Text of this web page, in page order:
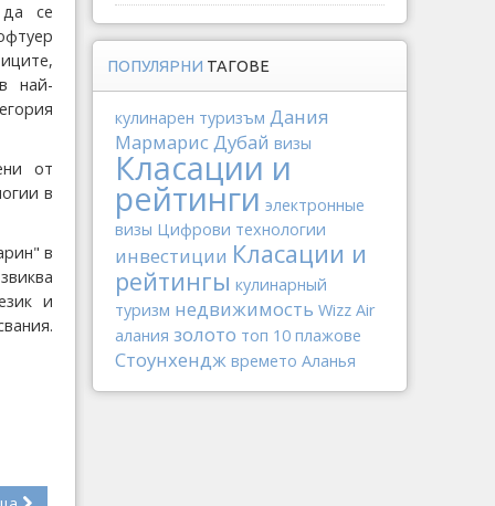
се
най-
от
в
в
и
ПОПУЛЯРНИ ТАГОВЕ
кулинарен туризъм Дания
Мармарис Дубай визы
Класации и
рейтинги электронные
визы Цифрови технологии
инвестиции Класации и
рейтингы кулинарный
туризм недвижимость Wizz Air
алания золото топ 10 плажове
Стоунхендж времето Аланья